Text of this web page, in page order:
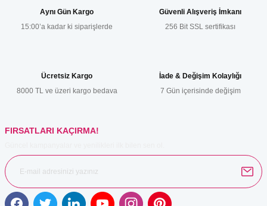
Ürün resmi kalitesiz, bozuk veya görüntülenemiyor.
Ürün fiyatı diğer sitelerden daha pahalı.
Aynı Gün Kargo
15:00’a kadar ki siparişlerde
Güvenli Alışveriş İmkanı
256 Bit SSL sertifikası
Ücretsiz Kargo
8000 TL ve üzeri kargo bedava
İade & Değişim Kolaylığı
7 Gün içerisinde değişim
FIRSATLARI KAÇIRMA!